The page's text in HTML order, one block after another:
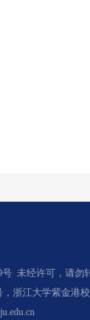
号 未经许可，请勿
浙江大学紫金港